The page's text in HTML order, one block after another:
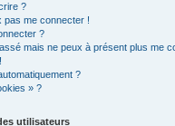
?
pas me connecter !
?
mais ne peux à présent plus me
?
» ?
utilisateurs